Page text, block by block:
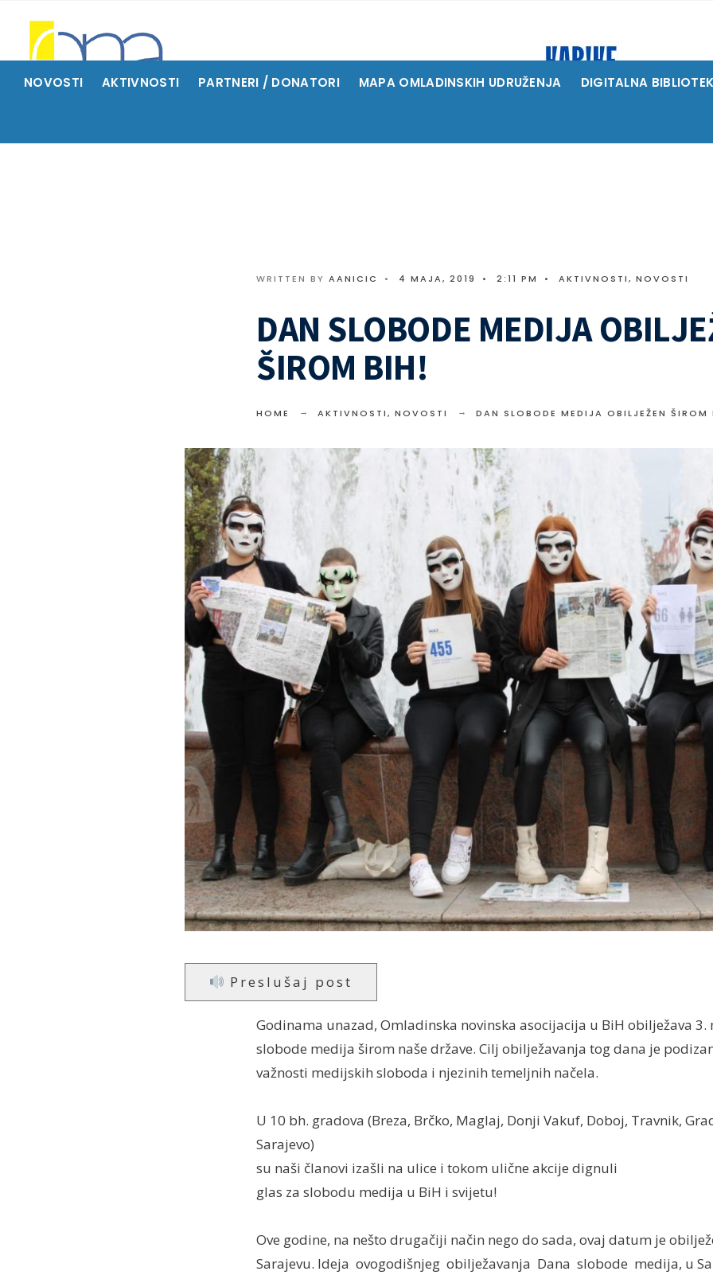
NOVOSTI AKTIVNOSTI PARTNERI / DONATORI MAPA OMLADINSKIH UDRUŽENJA DIGITALNA
WRITTEN BY AANICIC • 4 MAJA, 2019 • 2:11 PM • AKTIVNOSTI, NOVOSTI
DAN SLOBODE MEDIJA
ŠIROM BIH!
HOME AKTIVNOSTI, NOVOSTI DAN SLOBODE MEDIJA OBILJEŽEN ŠIROM
Preslušaj post
Godinama unazad, Omladinska novinska asocijacija u BiH obilježava 3.
slobode medija širom naše države. Cilj obilježavanja tog dana je
važnosti medijskih sloboda i njezinih temeljnih načela.
U 10 bh. gradova (Breza, Brčko, Maglaj, Donji Vakuf, Doboj, Travnik,
Sarajevo)
su naši članovi izašli na ulice i tokom ulične akcije dignuli
glas za slobodu medija u BiH i svijetu!
Ove godine, na nešto drugačiji način nego do sada, ovaj datum je
Sarajevu. Ideja ovogodišnjeg obilježavanja Dana slobode medija, u